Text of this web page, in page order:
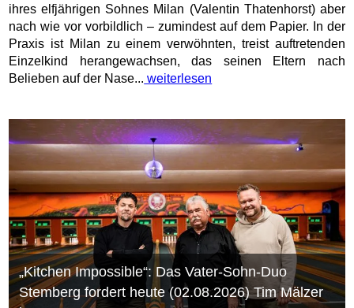
ihres elfjährigen Sohnes Milan (Valentin Thatenhorst) aber
nach wie vor vorbildlich – zumindest auf dem Papier. In der
Praxis ist Milan zu einem verwöhnten, treist auftretenden
Einzelkind herangewachsen, das seinen Eltern nach
Belieben auf der Nase... weiterlesen
„Kitchen Impossible“: Das Vater-Sohn-Duo
Stemberg fordert heute (02.08.2026) Tim Mälzer